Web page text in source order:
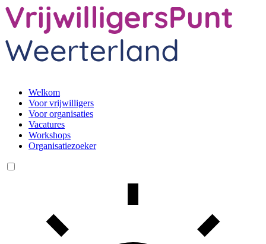
Welkom
Voor vrijwilligers
Voor organisaties
Vacatures
Workshops
Organisatiezoeker